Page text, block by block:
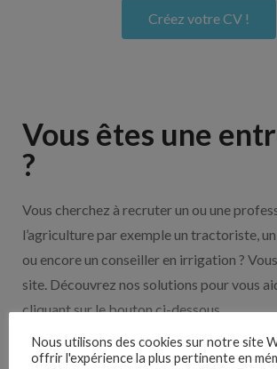
Créez votre CV !
Vous êtes une
?
Vous cherchez à recruter un ou une
l’agriculture par exemple un tractoriste,
ou encore un conseiller en irrigation ?
site. Découvrez nos solutions pour vous
cliquant sur le bouton ci-dessous.
Nos solutions entreprises
Nous utilisons des cookies sur notre site
offrir l'expérience la plus pertinente en